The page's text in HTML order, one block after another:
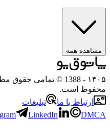
مشاهده همه
۱۴۰۵
- 1388 © تمامی
محفوظ است.
ارتباط با ما
تبلیغات
LinkedIn DMCA